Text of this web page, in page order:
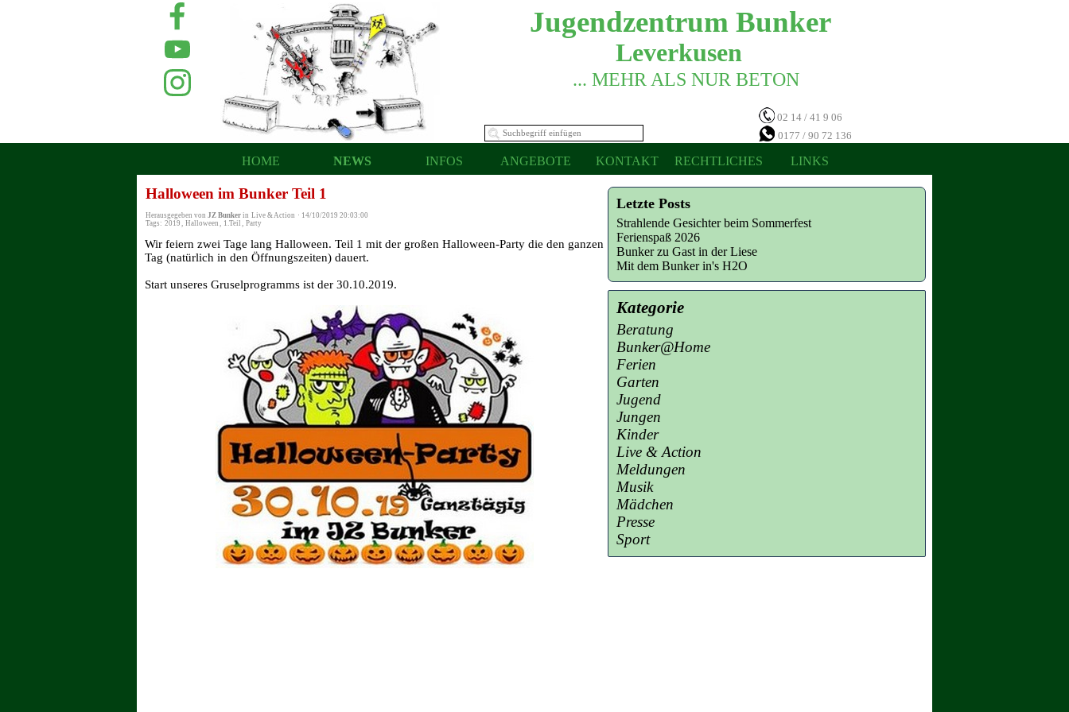
Jugendzentrum Bunker
... MEHR ALS NUR BETON
02 14 / 41 9 06
0177 / 90 72 136
Leverkusen
HOME NEWS INFOS ANGEBOTE KONTAKT RECHTLICHES LINKS
Halloween im Bunker Teil 1
Herausgegeben von JZ Bunker in Live & Action · 14/10/2019 20:03:00
Tags: 2019 , Halloween , 1.Teil , Party
Wir feiern zwei Tage lang Halloween. Teil 1 mit der großen Halloween-Party die den ganzen
Tag (natürlich in den Öffnungszeiten) dauert.
Start unseres Gruselprogramms ist der 30.10.2019.
Letzte Posts
Strahlende Gesichter beim Sommerfest
Ferienspaß 2026
Bunker zu Gast in der Liese
Mit dem Bunker in's H2O
Kategorie
Beratung
Bunker@Home
Ferien
Garten
Jugend
Jungen
Kinder
Live & Action
Meldungen
Musik
Mädchen
Presse
Sport